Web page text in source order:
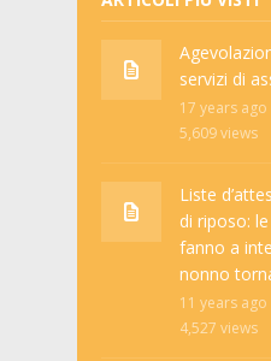
servizi di
17 years ago
5,609views
Liste
di riposo:
fanno a
nonno
11 years ago
4,527 views